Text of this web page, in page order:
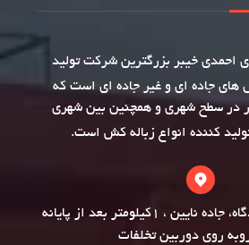
احمدی خیبر بزرگترین شرکت تولید
های جاده ای و غیر جاده ای است که
در سطح شهری و همچنین بین شهری
کننده انواع زباله کش است.
اصفهان، سه راه فرودگاه، جاده نایین ، 1کیلومتر بعد از پایانه
روی دوربین تخلفات